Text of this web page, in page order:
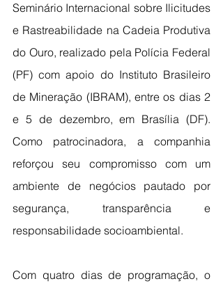
Seminário Internacional sobre Ilicitudes
e Rastreabilidade na Cadeia Produtiva
do Ouro, realizado pela Polícia Federal
(PF) com apoio do Instituto Brasileiro
de Mineração (IBRAM), entre os dias 2
e 5 de dezembro, em Brasília (DF).
Como patrocinadora, a companhia
reforçou seu compromisso com um
ambiente de negócios pautado por
segurança, transparência e
responsabilidade socioambiental.
Com quatro dias de programação, o